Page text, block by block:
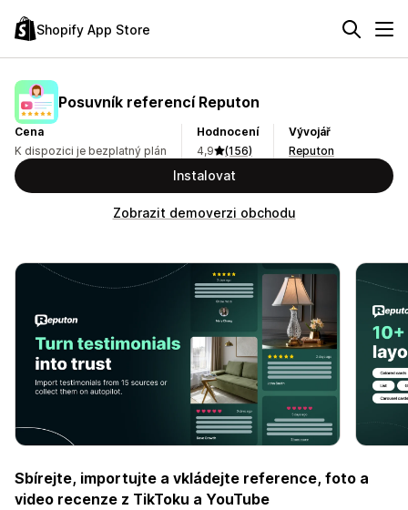
Shopify App Store
Posuvník referencí Reputon
Cena
K dispozici je bezplatný plán
Hodnocení
4,9
(156)
Vývojář
Reputon
Instalovat
Zobrazit demoverzi obchodu
Sbírejte, importujte a vkládejte reference, foto a
video recenze z TikToku a YouTube